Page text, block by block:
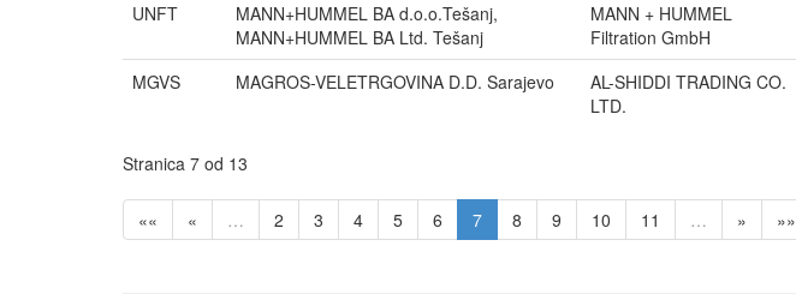
UNFT
MANN+HUMMEL BA d.o.o.Tešanj,
MANN+HUMMEL BA Ltd. Tešanj
MANN + HUMMEL
Filtration GmbH
MGVS
MAGROS-VELETRGOVINA D.D. Sarajevo
AL-SHIDDI TRADING CO.
LTD.
Stranica 7 od 13
«« « … 2 3 4 5 6 7 8 9 10 11 … » »»